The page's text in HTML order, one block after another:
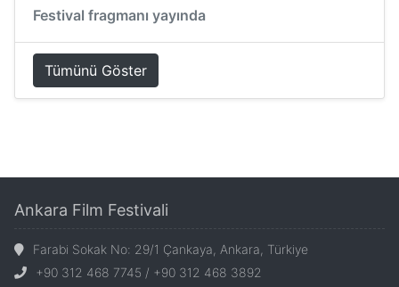
Festival fragmanı yayında
Tümünü Göster
Ankara Film Festivali
Farabi Sokak No: 29/1 Çankaya, Ankara, Türkiye
+90 312 468 7745 / +90 312 468 3892